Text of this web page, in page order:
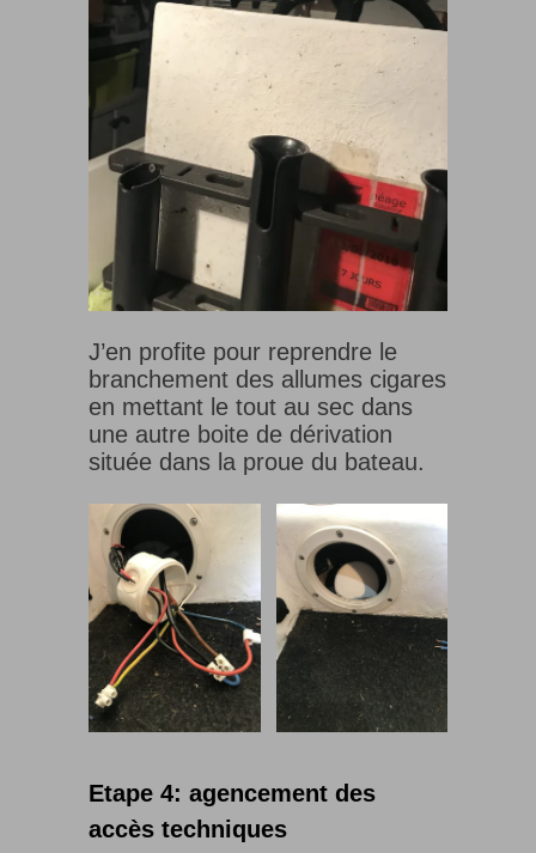
J’en profite pour reprendre le
branchement des allumes cigares
en mettant le tout au sec dans
une autre boite de dérivation
située dans la proue du bateau.
Etape 4: agencement des
accès techniques